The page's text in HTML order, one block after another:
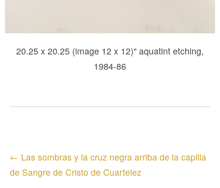
20.25 x 20.25 (image 12 x 12)" aquatint etching,
1984-86
Posts
navigation
← Las sombras y la cruz negra arriba de la capilla
de Sangre de Cristo de Cuartelez